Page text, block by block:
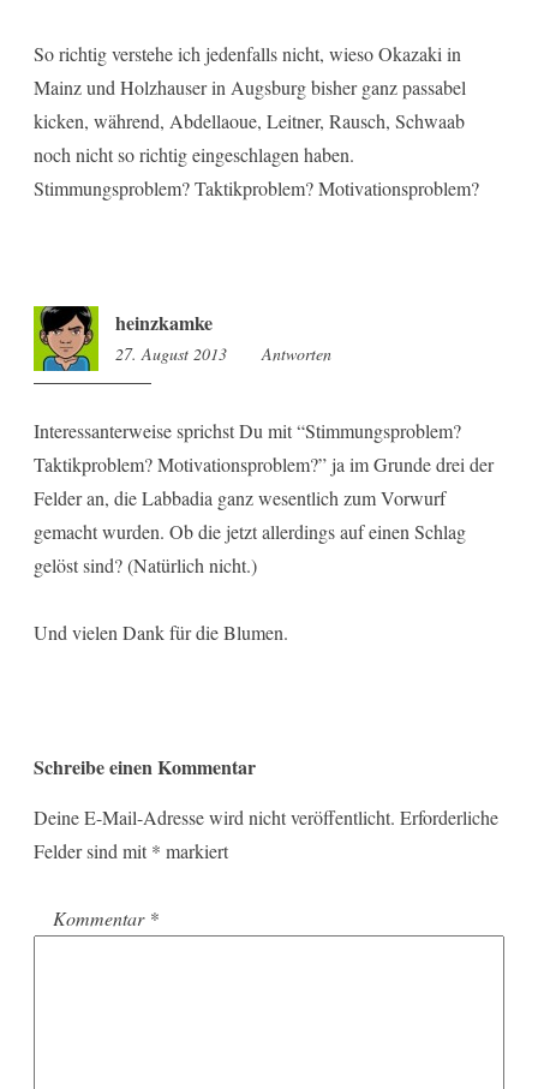
So richtig verstehe ich jedenfalls nicht, wieso Okazaki in
Mainz und Holzhauser in Augsburg bisher ganz passabel
kicken, während, Abdellaoue, Leitner, Rausch, Schwaab
noch nicht so richtig eingeschlagen haben.
Stimmungsproblem? Taktikproblem? Motivationsproblem?
heinzkamke
27. August 2013 13:57
Antworten
Interessanterweise sprichst Du mit “Stimmungsproblem?
Taktikproblem? Motivationsproblem?” ja im Grunde drei der
Felder an, die Labbadia ganz wesentlich zum Vorwurf
gemacht wurden. Ob die jetzt allerdings auf einen Schlag
gelöst sind? (Natürlich nicht.)
Und vielen Dank für die Blumen.
Schreibe einen Kommentar
Deine E-Mail-Adresse wird nicht veröffentlicht. Erforderliche
Felder sind mit * markiert
Kommentar *